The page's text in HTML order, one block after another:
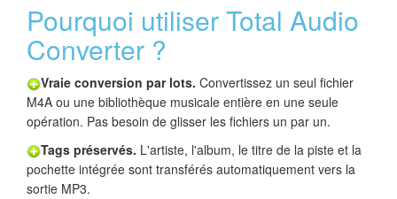
Pourquoi utiliser Total Audio
Converter ?
Vraie conversion par lots. Convertissez un seul fichier
M4A ou une bibliothèque musicale entière en une seule
opération. Pas besoin de glisser les fichiers un par un.
Tags préservés. L'artiste, l'album, le titre de la piste et la
pochette intégrée sont transférés automatiquement vers la
sortie MP3.